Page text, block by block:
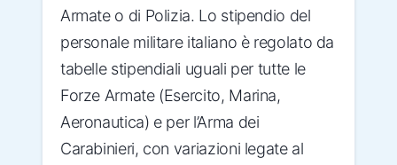
Armate o di Polizia. Lo stipendio del
personale militare italiano è regolato da
tabelle stipendiali uguali per tutte le
Forze Armate (Esercito, Marina,
Aeronautica) e per l’Arma dei
Carabinieri, con variazioni legate al